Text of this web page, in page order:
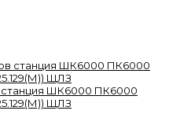
станция ШК6000 ПК6000
ЩЛЗ